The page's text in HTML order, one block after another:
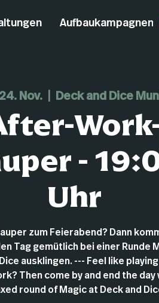
Aufbaukampagnen
Nov. Deck and Dice
-
Uhr
zum Feierabend? Dann
Tag gemütlich bei einer Runde
ausklingen. --- Feel like
Then come by and end the day
round of Magic at Deck and